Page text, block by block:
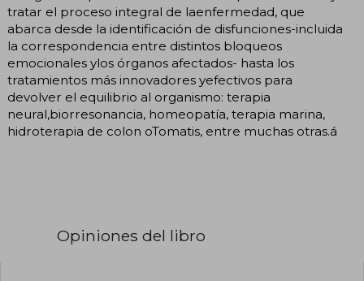
tratar el proceso integral de laenfermedad, que
abarca desde la identificación de disfunciones-incluida
la correspondencia entre distintos bloqueos
emocionales ylos órganos afectados- hasta los
tratamientos más innovadores yefectivos para
devolver el equilibrio al organismo: terapia
neural,biorresonancia, homeopatía, terapia marina,
hidroterapia de colon oTomatis, entre muchas otras.á
Opiniones del libro